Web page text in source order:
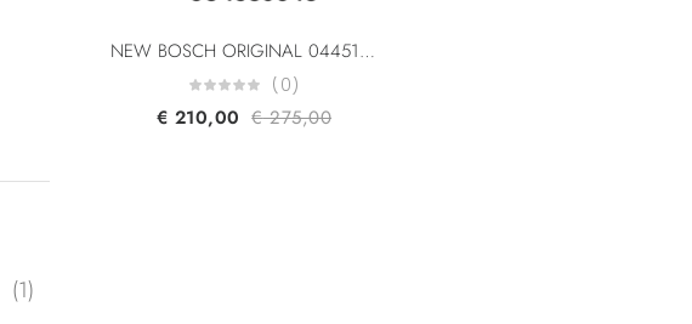
(1)
NEW BOSCH ORIGINAL 0445110418 0445110520 504389548 1609097280 5801483286 5801594342 For Fiat Ducato Iveco Daily Citroen Peugeot 2.3L Common Rail Fuel Injector
(0)
€ 210,00 €275,00